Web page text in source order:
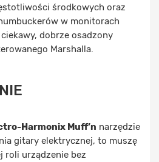
środkowych oraz
w monitorach
dobrze osadzony
Marshalla.
Harmonix Muff’n narzędzie
gitary elektrycznej, to muszę
roli urządzenie bez